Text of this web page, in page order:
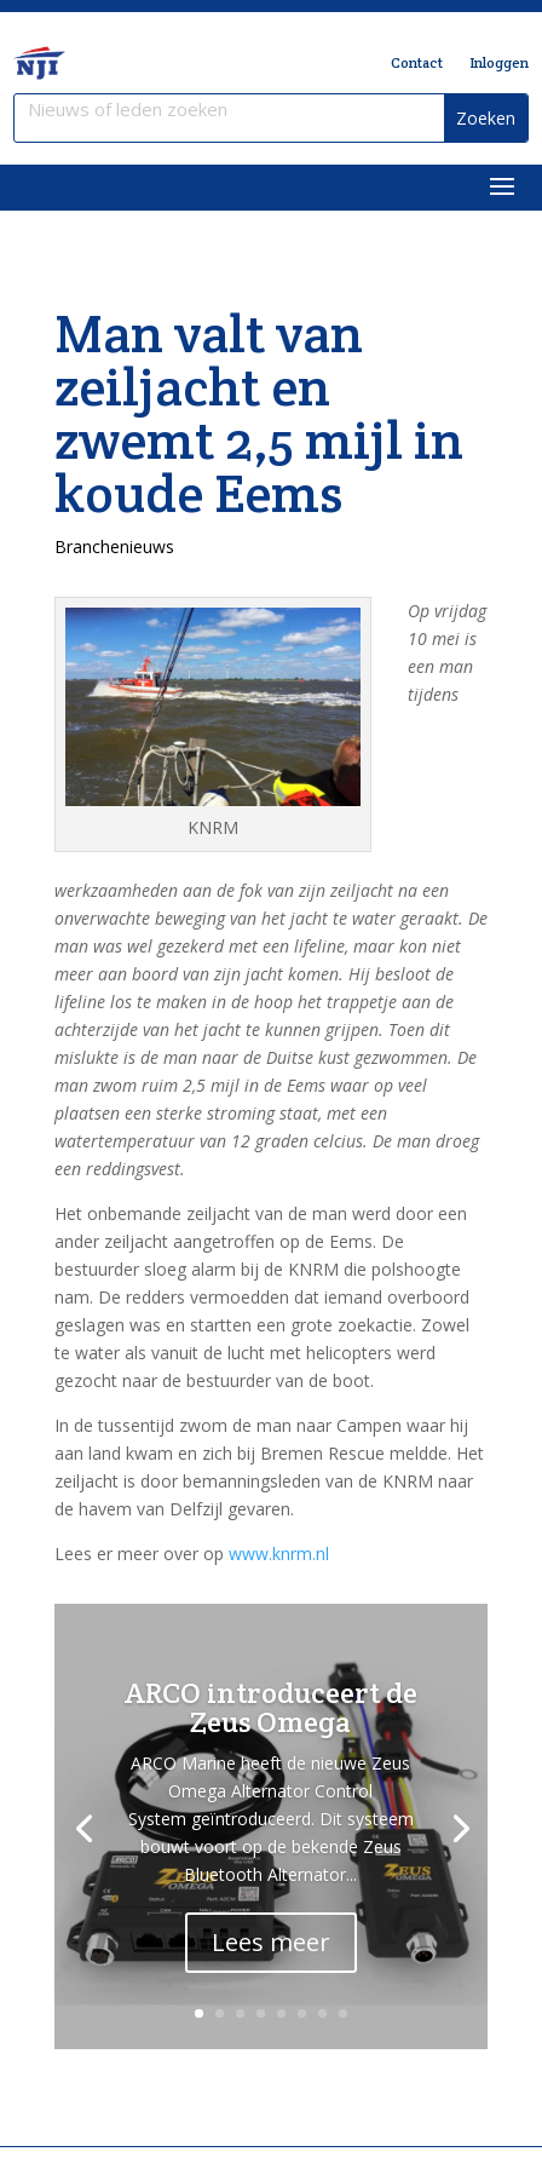
Contact Inloggen
Man valt van
zeiljacht en
zwemt 2,5 mijl in
koude Eems
Branchenieuws
KNRM
Op vrijdag
10 mei is
een man
tijdens
werkzaamheden aan de fok van zijn zeiljacht na een
onverwachte beweging van het jacht te water geraakt. De
man was wel gezekerd met een lifeline, maar kon niet
meer aan boord van zijn jacht komen. Hij besloot de
lifeline los te maken in de hoop het trappetje aan de
achterzijde van het jacht te kunnen grijpen. Toen dit
mislukte is de man naar de Duitse kust gezwommen. De
man zwom ruim 2,5 mijl in de Eems waar op veel
plaatsen een sterke stroming staat, met een
watertemperatuur van 12 graden celcius. De man droeg
een reddingsvest.
Het onbemande zeiljacht van de man werd door een
ander zeiljacht aangetroffen op de Eems. De
bestuurder sloeg alarm bij de KNRM die polshoogte
nam. De redders vermoedden dat iemand overboord
geslagen was en startten een grote zoekactie. Zowel
te water als vanuit de lucht met helicopters werd
gezocht naar de bestuurder van de boot.
In de tussentijd zwom de man naar Campen waar hij
aan land kwam en zich bij Bremen Rescue meldde. Het
zeiljacht is door bemanningsleden van de KNRM naar
de havem van Delfzijl gevaren.
Lees er meer over op www.knrm.nl
ARCO introduceert de
Zeus Omega
ARCO Marine heeft de nieuwe Zeus
Omega Alternator Control
System geïntroduceerd. Dit systeem
bouwt voort op de bekende Zeus
Bluetooth Alternator...
Lees meer